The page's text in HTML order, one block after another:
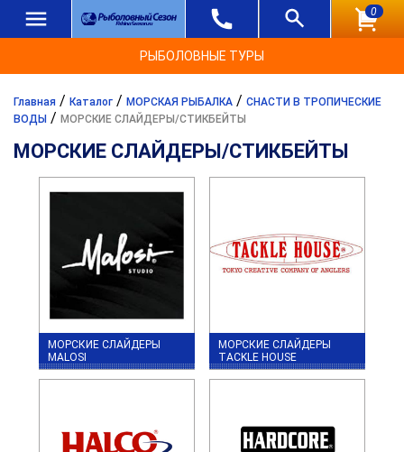
0
РЫБОЛОВНЫЕ ТУРЫ
Главная / Каталог / МОРСКАЯ РЫБАЛКА / СНАСТИ В ТРОПИЧЕСКИЕ
ВОДЫ / МОРСКИЕ СЛАЙДЕРЫ/СТИКБЕЙТЫ
МОРСКИЕ СЛАЙДЕРЫ/СТИКБЕЙТЫ
МОРСКИЕ СЛАЙДЕРЫ
MALOSI
МОРСКИЕ СЛАЙДЕРЫ
TACKLE HOUSE